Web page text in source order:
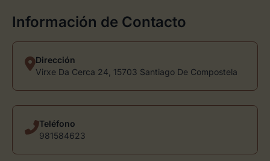
Información de Contacto
Dirección
Virxe Da Cerca 24, 15703 Santiago De Compostela
Teléfono
981584623